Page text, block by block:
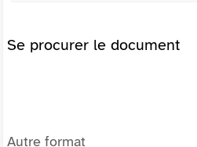
Se procurer le document
Autre format